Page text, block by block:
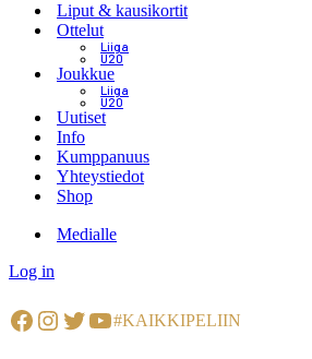
Liput & kausikortit
Ottelut
Liiga
U20
Joukkue
Liiga
U20
Uutiset
Info
Kumppanuus
Yhteystiedot
Shop
Medialle
Log in
Facebook
Instagram
Twitter
YouTube
#KAIKKIPELIIN